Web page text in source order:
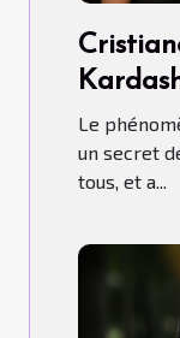
ont-ils
Le
un secret
tous, et a...